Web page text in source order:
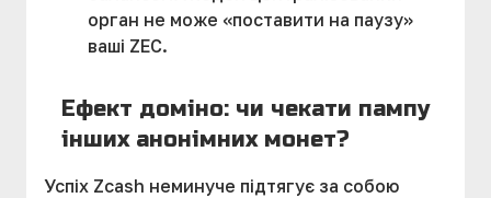
орган не може «поставити на паузу»
ваші ZEC.
Ефект доміно: чи чекати пампу
інших анонімних монет?
Успіх Zcash неминуче підтягує за собою